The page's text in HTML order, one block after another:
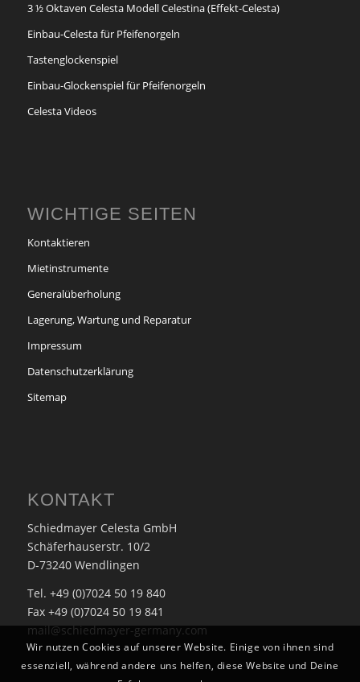
3 ½ Oktaven Celesta Modell Celestina (Effekt-Celesta)
Einbau-Celesta für Pfeifenorgeln
Tastenglockenspiel
Einbau-Glockenspiel für Pfeifenorgeln
Celesta Videos
WICHTIGE SEITEN
Kontaktieren
Mietinstrumente
Generalüberholung
Lagerung, Wartung und Reparatur
Impressum
Datenschutzerklärung
Sitemap
KONTAKT
Schiedmayer Celesta GmbH
Schäferhauserstr. 10/2
D-73240 Wendlingen
Tel. +49 (0)7024 50 19 840
Fax +49 (0)7024 50 19 841
mail@schiedmayer-germany.com
Wir nutzen Cookies auf unserer Website. Einige von ihnen sind
essenziell, während andere uns helfen, diese Website und Deine